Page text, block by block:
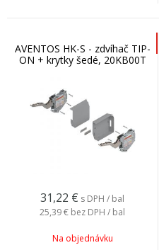
AVENTOS HK-S - zdvíhač TIP-
ON + krytky šedé, 20KB00T
31,22 € s DPH / bal
25,39 € bez DPH / bal
Na objednávku